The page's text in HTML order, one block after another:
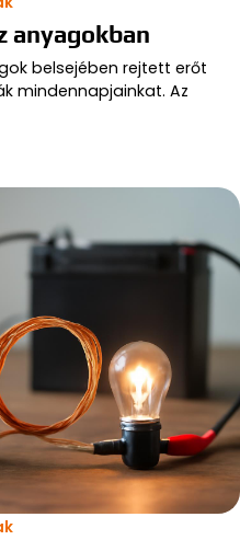
anyagokban
belsejében rejtett erőt
mindennapjainkat. Az